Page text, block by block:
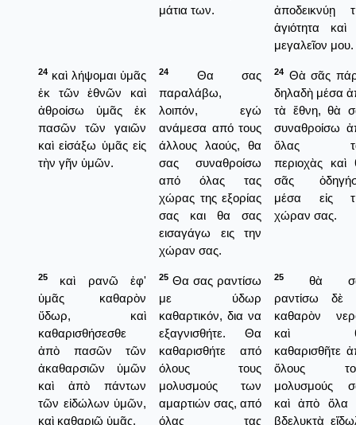
μάτια των.
ἀποδεικνύῃ
ἁγιότητα καὶ
μεγαλεῖον μου.
24 καὶ λήψομαι ὑμᾶς
ἐκ τῶν ἐθνῶν καὶ
ἀθροίσω ὑμᾶς ἐκ
πασῶν τῶν γαιῶν
καὶ εἰσάξω ὑμᾶς εἰς
τὴν γῆν ὑμῶν.
24
Θα σας
παραλάβω,
λοιπόν, εγώ
ανάμεσα από τους
άλλους λαούς, θα
σας συναθροίσω
από όλας τας
χώρας της εξορίας
σας και θα σας
εισαγάγω εις την
χώραν σας.
24 Θὰ σᾶς
δηλαδὴ μέσα
τὰ ἔθνη, θὰ
συναθροίσω
ὅλας
περιοχὰς καὶ
σᾶς
μέσα εἰς
χώραν σας.
25
καὶ ρανῶ ἐφ'
ὑμᾶς καθαρὸν
ὕδωρ, καὶ
καθαρισθήσεσθε
ἀπὸ πασῶν τῶν
ἀκαθαρσιῶν ὑμῶν
καὶ ἀπὸ πάντων
τῶν εἰδώλων ὑμῶν,
καὶ καθαριῶ ὑμᾶς.
25 Θα σας ραντίσω
με ύδωρ
καθαρτικόν, δια να
εξαγνισθήτε. Θα
καθαρισθήτε από
όλους τους
μολυσμούς των
αμαρτιών σας, από
όλας τας
25
θὰ
ραντίσω δὲ
καθαρὸν
καὶ
καθαρισθῆτε
ὅλους
μολυσμούς
καὶ ἀπὸ ὅλα
βδελυκτὰ